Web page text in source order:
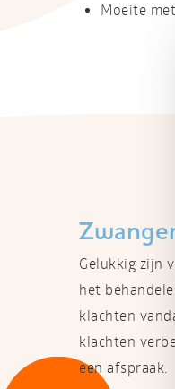
Moeite
Gelukkig zijn
het
klachten
klachten
een afspraak.